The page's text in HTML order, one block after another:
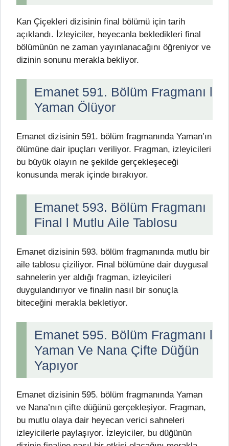
Kan Çiçekleri dizisinin final bölümü için tarih
açıklandı. İzleyiciler, heyecanla bekledikleri final
bölümünün ne zaman yayınlanacağını öğreniyor ve
dizinin sonunu merakla bekliyor.
Emanet 591. Bölüm Fragmanı l
Yaman Ölüyor
Emanet dizisinin 591. bölüm fragmanında Yaman’ın
ölümüne dair ipuçları veriliyor. Fragman, izleyicileri
bu büyük olayın ne şekilde gerçekleşeceği
konusunda merak içinde bırakıyor.
Emanet 593. Bölüm Fragmanı
Final l Mutlu Aile Tablosu
Emanet dizisinin 593. bölüm fragmanında mutlu bir
aile tablosu çiziliyor. Final bölümüne dair duygusal
sahnelerin yer aldığı fragman, izleyicileri
duygulandırıyor ve finalin nasıl bir sonuçla
biteceğini merakla bekletiyor.
Emanet 595. Bölüm Fragmanı l
Yaman Ve Nana Çifte Düğün
Yapıyor
Emanet dizisinin 595. bölüm fragmanında Yaman
ve Nana’nın çifte düğünü gerçekleşiyor. Fragman,
bu mutlu olaya dair heyecan verici sahneleri
izleyicilerle paylaşıyor. İzleyiciler, bu düğünün